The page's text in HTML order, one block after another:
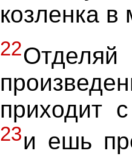
козленка в
22
приходит
23и ешь